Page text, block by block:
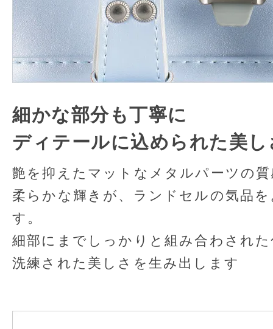
細かな部分も丁寧に
ディテールに込められた美し
艶を抑えたマットなメタルパーツの
柔らかな輝きが、ランドセルの気品
す。
細部にまでしっかりと組み合わされ
洗練された美しさを生み出します